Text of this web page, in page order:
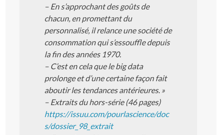
– En s’approchant des goûts de
chacun, en promettant du
personnalisé, il relance une société de
consommation qui s’essouffle depuis
la fin des années 1970.
– C’est en cela que le big data
prolonge et d’une certaine façon fait
aboutir les tendances antérieures. »
– Extraits du hors-série (46 pages)
https://issuu.com/pourlascience/doc
s/dossier_98_extrait